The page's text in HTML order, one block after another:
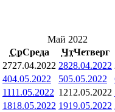
Май 2022
СрСреда ЧтЧетверг
2727.04.2022 2828.04.2022
404.05.2022 505.05.2022
1111.05.2022 1212.05.2022
1818.05.2022 1919.05.2022